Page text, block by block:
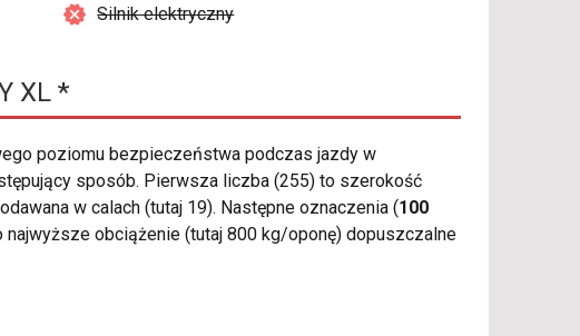
Silnik elektryczny
XL *
poziomu bezpieczeństwa podczas jazdy w
sposób. Pierwsza liczba (255) to szerokość
w calach (tutaj 19). Następne oznaczenia (100
najwyższe obciążenie (tutaj 800 kg/oponę) dopuszczalne